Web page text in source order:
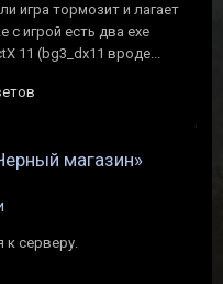
игра тормозит и лагает
с игрой есть два exe
11 (bg3_dx11 вроде...
магазин»
к серверу.